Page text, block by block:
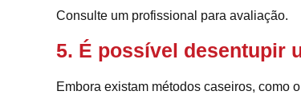
Consulte um profissional para avaliação.
5. É possível desentupir
Embora existam métodos caseiros, como